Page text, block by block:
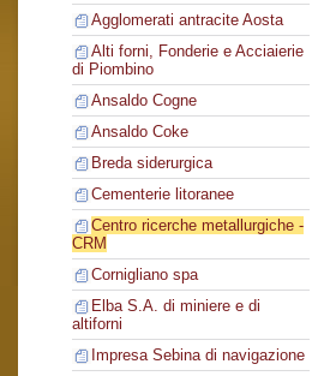
Agglomerati antracite Aosta
Alti forni, Fonderie e Acciaierie
di Piombino
Ansaldo Cogne
Ansaldo Coke
Breda siderurgica
Cementerie litoranee
Centro ricerche metallurgiche -
CRM
Cornigliano spa
Elba S.A. di miniere e di
altiforni
Impresa Sebina di navigazione